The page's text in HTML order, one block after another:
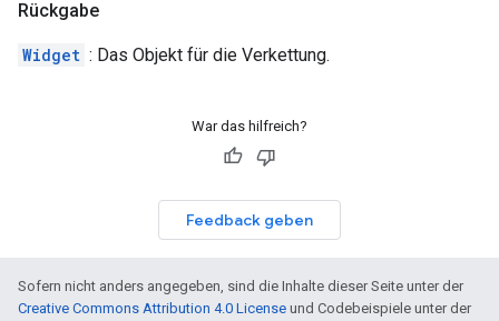
Rückgabe
Widget : Das Objekt für die Verkettung.
War das hilfreich?
Feedback geben
Sofern nicht anders angegeben, sind die Inhalte dieser Seite unter der
Creative Commons Attribution 4.0 License und Codebeispiele unter der